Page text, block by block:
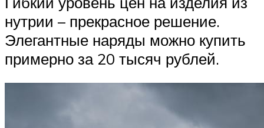
нутрии – прекрасное решение.
Элегантные наряды можно купить
примерно за 20 тысяч рублей.